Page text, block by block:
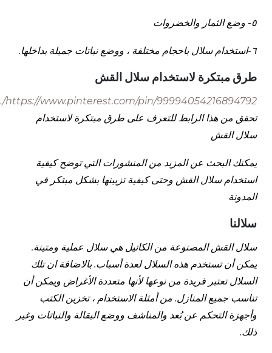
٥- وضع الثمار والخضروات
٦-استخدام سلال باحجام مختلفة ، ووضع نباتات جميلة بداخلها.
طرق مبتكرة لاستخدام سلال القش
https://www.pinterest.com/pin/99994054216894792/.
تحقق من هذا الرابط للتعرف على طرق مبتكرة لاستخدام
سلال القش
يمكنك البحث عن المزيد من المنشورات التي توضح كيفية
استخدام سلال القش وحتى كيفية تزيينها بشكل مبتكر في
المدونة
سلالنا
سلال القش المصنوعة من الكاتيل هي سلال عملية ومتينة.
يمكن أن تستخدم هذه السلال لعدة أسباب. بالاضافة ان تلك
السلال تعتبر فريدة من نوعها لأنها متعددة الأغراض ويمكن أن
تناسب جميع المنازل. من أمثلة الاستخدام ، تخزين الكتب
وأجهزة التحكم عن بُعد والمناشف ووضع البقالة والنباتات وغير
ذلك.